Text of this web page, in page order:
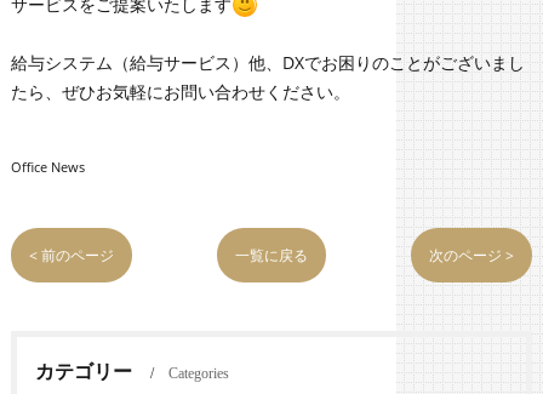
給与システム（給与サービス）他、DXでお困りのことがございまし
たら、ぜひお気軽にお問い合わせください。
Office News
< 前のページ 一覧に戻る 次のページ >
カテゴリー Categories